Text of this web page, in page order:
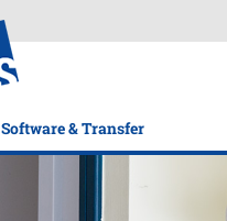
Software & Transfer